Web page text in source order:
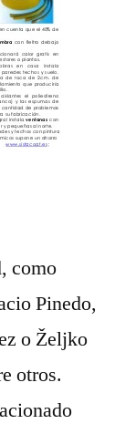
como
Pinedo,
o Željko
otros.